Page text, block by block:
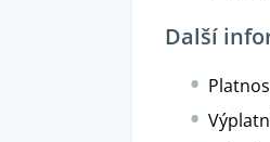
Další